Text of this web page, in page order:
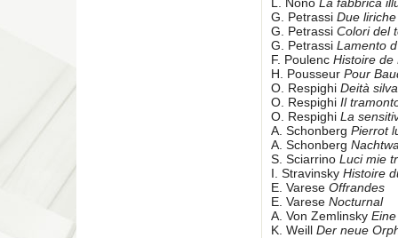
L. Nono La fabbrica
G. Petrassi Due
G. Petrassi Colori del
G. Petrassi Lamento
F. Poulenc Histoire de
H. Pousseur Pour
O. Respighi Deità
O. Respighi Il
O. Respighi La
A. Schonberg Pierrot
A. Schonberg
S. Sciarrino Luci mie
I. Stravinsky Histoire
E. Varese Offrandes
E. Varese Nocturnal
A. Von Zemlinsky
K. Weill Der neue